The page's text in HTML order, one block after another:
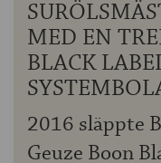
MED EN
BLACK
2016 släppte
Geuze Boon